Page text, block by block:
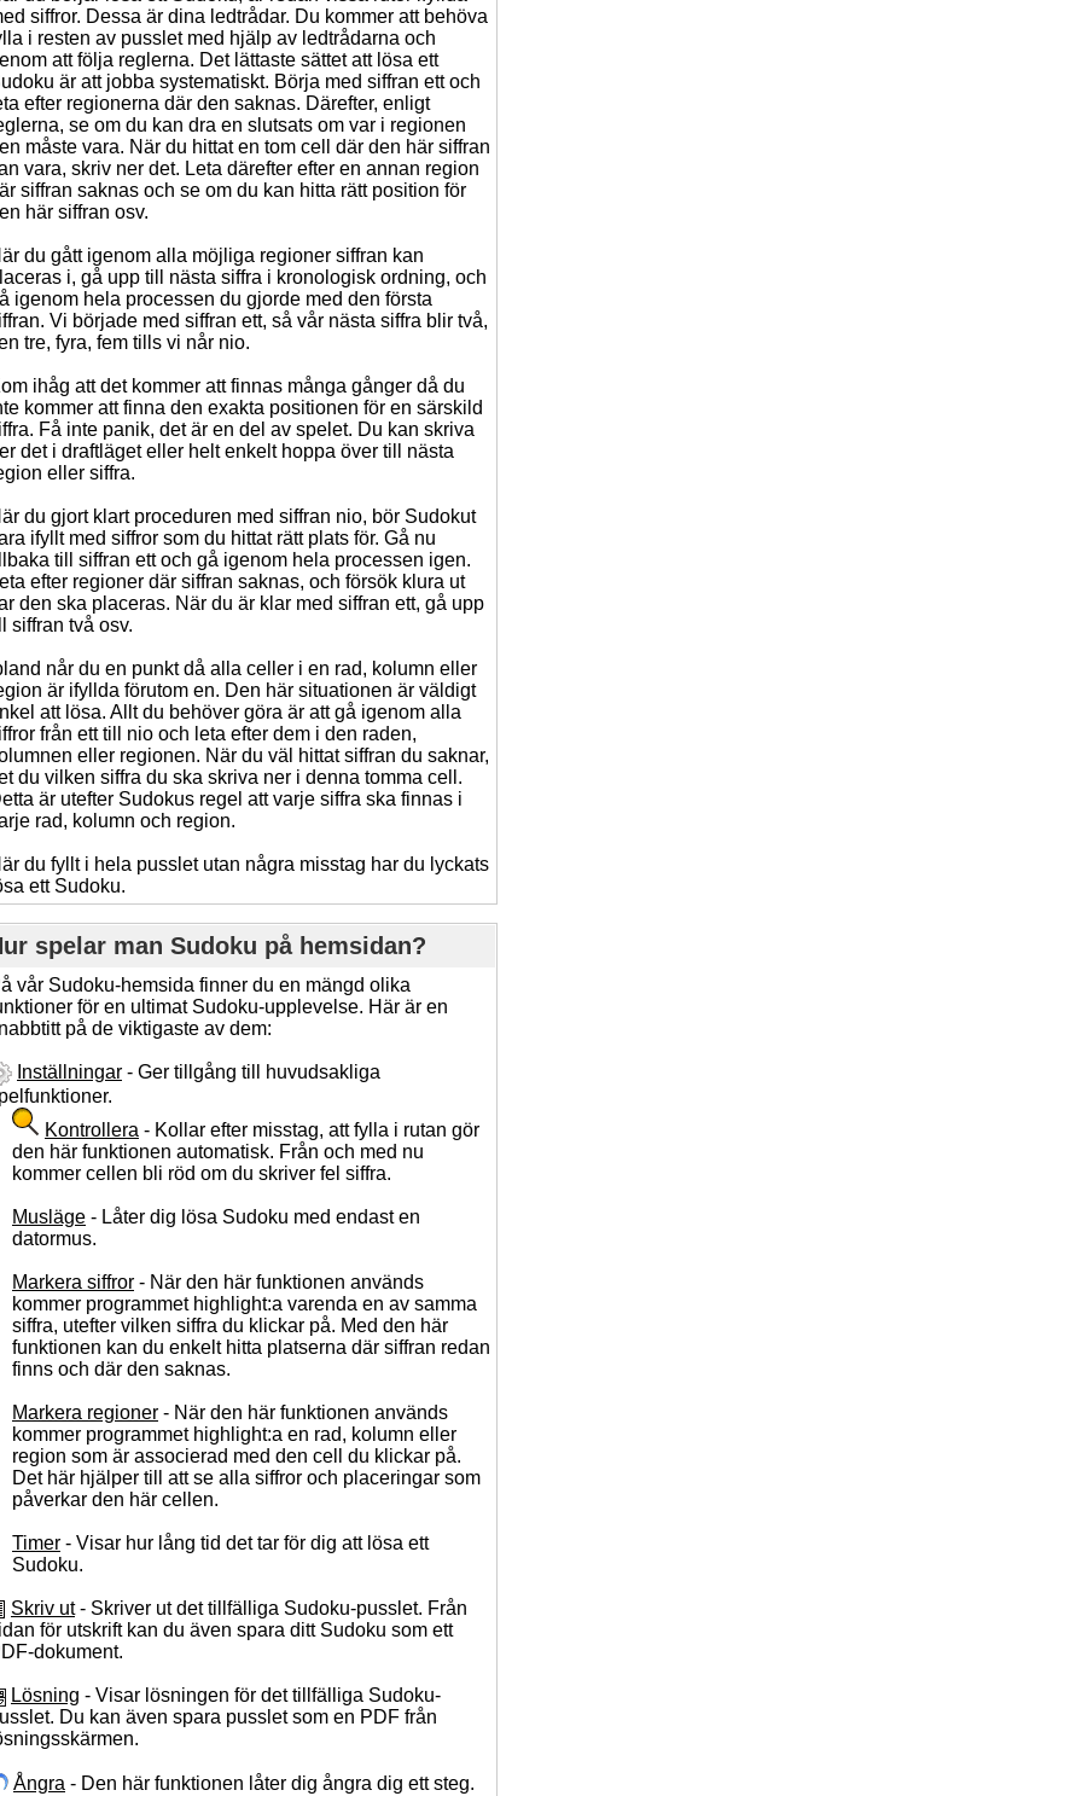
siffror. Dessa är dina ledtrådar. Du kommer att behöva
i resten av pusslet med hjälp av ledtrådarna och
att följa reglerna. Det lättaste sättet att lösa ett
är att jobba systematiskt. Börja med siffran ett och
efter regionerna där den saknas. Därefter, enligt
se om du kan dra en slutsats om var i regionen
måste vara. När du hittat en tom cell där den här siffran
vara, skriv ner det. Leta därefter efter en annan region
siffran saknas och se om du kan hitta rätt position för
här siffran osv.
du gått igenom alla möjliga regioner siffran kan
i, gå upp till nästa siffra i kronologisk ordning, och
igenom hela processen du gjorde med den första
Vi började med siffran ett, så vår nästa siffra blir två,
tre, fyra, fem tills vi når nio.
ihåg att det kommer att finnas många gånger då du
kommer att finna den exakta positionen för en särskild
Få inte panik, det är en del av spelet. Du kan skriva
det i draftläget eller helt enkelt hoppa över till nästa
eller siffra.
du gjort klart proceduren med siffran nio, bör Sudokut
ifyllt med siffror som du hittat rätt plats för. Gå nu
till siffran ett och gå igenom hela processen igen.
efter regioner där siffran saknas, och försök klura ut
den ska placeras. När du är klar med siffran ett, gå upp
siffran två osv.
når du en punkt då alla celler i en rad, kolumn eller
är ifyllda förutom en. Den här situationen är väldigt
att lösa. Allt du behöver göra är att gå igenom alla
från ett till nio och leta efter dem i den raden,
eller regionen. När du väl hittat siffran du saknar,
du vilken siffra du ska skriva ner i denna tomma cell.
är utefter Sudokus regel att varje siffra ska finnas i
rad, kolumn och region.
du fyllt i hela pusslet utan några misstag har du lyckats
ett Sudoku.
spelar man Sudoku på hemsidan?
vår Sudoku-hemsida finner du en mängd olika
för en ultimat Sudoku-upplevelse. Här är en
på de viktigaste av dem:
Inställningar - Ger tillgång till huvudsakliga
Kontrollera - Kollar efter misstag, att fylla i rutan gör
den här funktionen automatisk. Från och med nu
kommer cellen bli röd om du skriver fel siffra.
Musläge - Låter dig lösa Sudoku med endast en
datormus.
Markera siffror - När den här funktionen används
kommer programmet highlight:a varenda en av samma
siffra, utefter vilken siffra du klickar på. Med den här
funktionen kan du enkelt hitta platserna där siffran redan
finns och där den saknas.
Markera regioner - När den här funktionen används
kommer programmet highlight:a en rad, kolumn eller
region som är associerad med den cell du klickar på.
Det här hjälper till att se alla siffror och placeringar som
påverkar den här cellen.
Timer - Visar hur lång tid det tar för dig att lösa ett
Sudoku.
Skriv ut- Skriver ut det tillfälliga Sudoku-pusslet. Från
för utskrift kan du även spara ditt Sudoku som ett
dokument.
Lösning - Visar lösningen för det tillfälliga Sudoku-
Du kan även spara pusslet som en PDF från
Ångra - Den här funktionen låter dig ångra dig ett steg.